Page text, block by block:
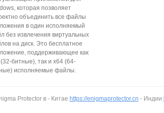
которая позволяет
объединить все файлы
в один исполняемый
без извлечения виртуальных
на диск. Это бесплатное
поддерживающее как
битные), так и x64 (64-
исполняемые файлы.
Protector в - Китае https://enigmaprotector.cn - Индии